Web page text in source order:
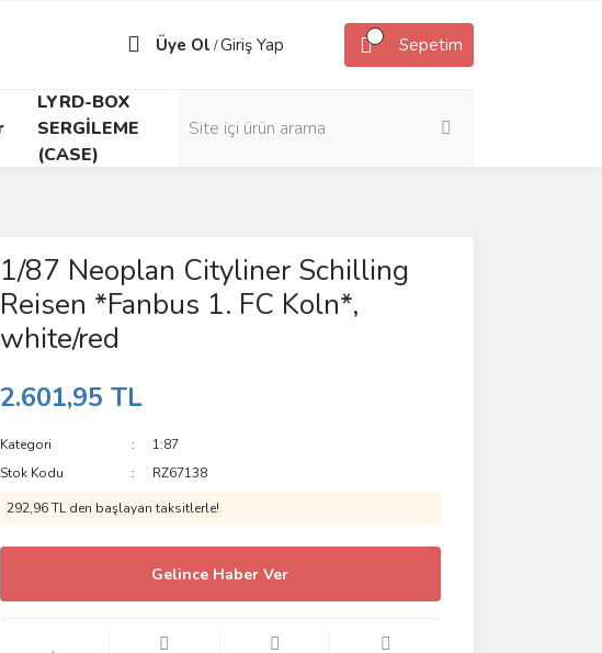
Üye Ol /Giriş Yap Sepetim
LYRD-BOX
SERGİLEME
(CASE)
1/87 Neoplan Cityliner Schilling
Reisen *Fanbus 1. FC Koln*,
white/red
2.601,95 TL
Kategori
1:87
Stok Kodu
RZ67138
292,96 TL den başlayan taksitlerle!
Gelince Haber Ver